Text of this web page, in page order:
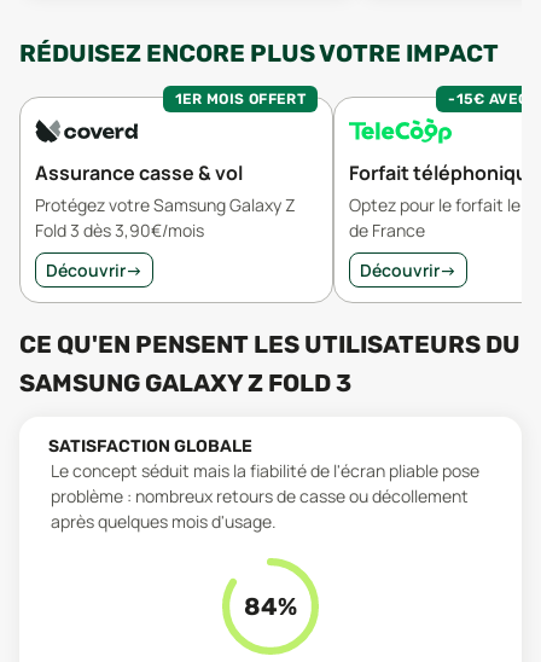
RÉDUISEZ ENCORE PLUS VOTRE IMPACT
1ER MOIS OFFERT
Assurance casse & vol
Protégez votre Samsung Galaxy Z
Fold 3 dès 3,90€/mois
Découvrir→
-15€ AVEC
Forfait téléphonique
Optez pour le forfait le
de France
Découvrir→
CE QU'EN PENSENT LES UTILISATEURS DU
SAMSUNG GALAXY Z FOLD 3
SATISFACTION GLOBALE
Le concept séduit mais la fiabilité de l'écran pliable pose
problème : nombreux retours de casse ou décollement
après quelques mois d'usage.
84%